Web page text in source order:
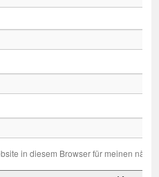
in diesem Browser für meinen